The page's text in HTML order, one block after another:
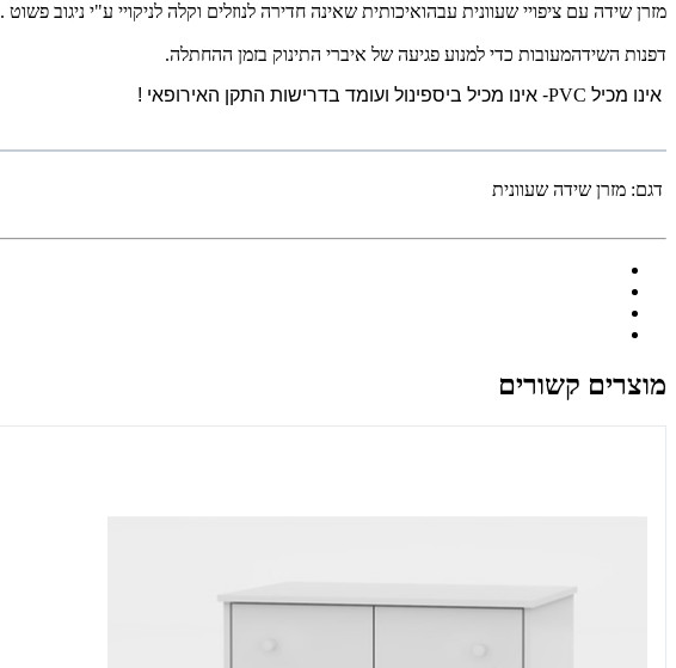
מזרן שידה עם ציפויי שעוונית עבהואיכותית שאינה חדירה לנוזלים וקלה לניקויי ע"י ניגוב פשוט .
דפנות השידהמעובות כדי למנוע פגיעה של איברי התינוק בזמן ההחתלה.
אינו מכיל PVC- אינו מכיל ביספינול ועומד בדרישות התקן האירופאי !
דגם: מזרן שידה שעוונית
מוצרים קשורים